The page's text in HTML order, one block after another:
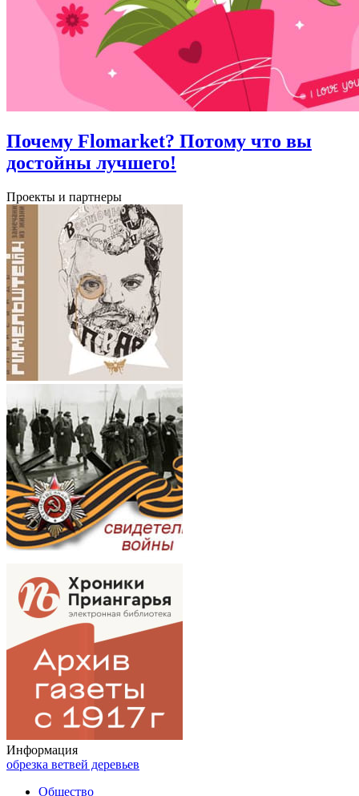
Почему Flomarket? Потому что вы
достойны лучшего!
Проекты и партнеры
Информация
обрезка ветвей деревьев
Общество